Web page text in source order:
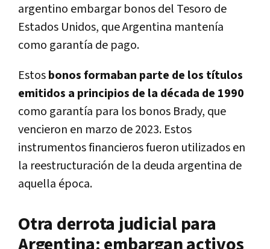
argentino embargar bonos del Tesoro de
Estados Unidos, que Argentina mantenía
como garantía de pago.
Estosbonos formaban parte de los títulos
emitidos a principios de la década de 1990
como garantía para los bonos Brady, que
vencieron en marzo de 2023. Estos
instrumentos financieros fueron utilizados en
la reestructuración de la deuda argentina de
aquella época.
Otra derrota judicial para